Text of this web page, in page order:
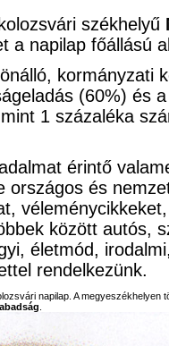
székhelyű
a napilap főállású
kormányzati
(60%) és
1 százaléka
érintő
országos és
között autós,
életmód,
rendelkezünk.
napilap. A megyeszékhelyen